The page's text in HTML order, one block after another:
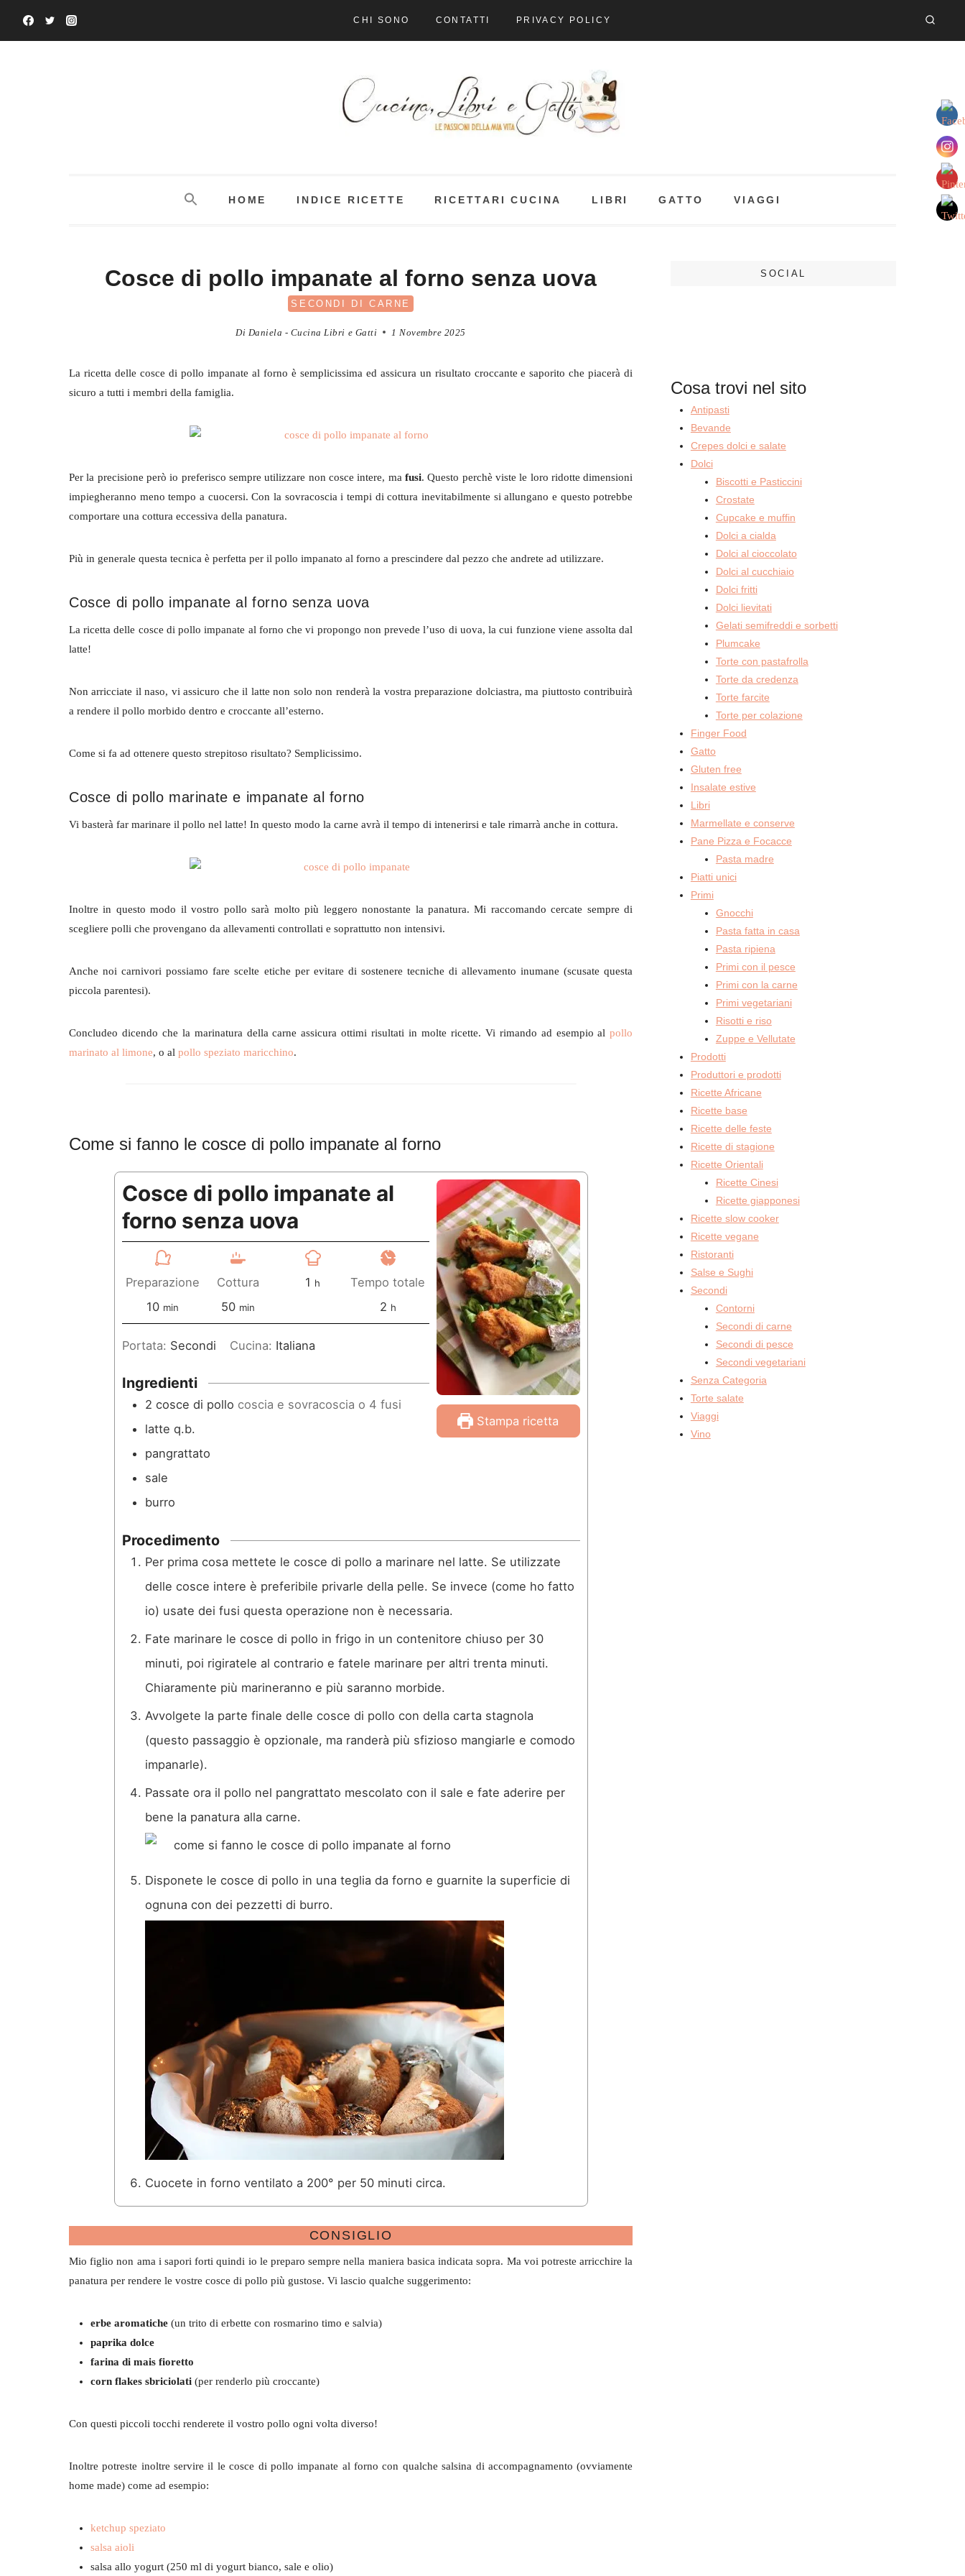
CHI SONO CONTATTI PRIVACY POLICY
HOME INDICE RICETTE RICETTARI CUCINA LIBRI GATTO VIAGGI
Cosce di pollo impanate al forno senza uova
SECONDI DI CARNE
Di Daniela - Cucina Libri e Gatti 1 Novembre 2025
La ricetta delle cosce di pollo impanate al forno è semplicissima ed assicura un risultato croccante e saporito che piacerà di
sicuro a tutti i membri della famiglia.
Per la precisione però io preferisco sempre utilizzare non cosce intere, mafusi. Questo perchè viste le loro ridotte dimensioni
impiegheranno meno tempo a cuocersi. Con la sovracoscia i tempi di cottura inevitabilmente si allungano e questo potrebbe
comportare una cottura eccessiva della panatura.
Più in generale questa tecnica è perfetta per il pollo impanato al forno a prescindere dal pezzo che andrete ad utilizzare.
Cosce di pollo impanate al forno senza uova
La ricetta delle cosce di pollo impanate al forno che vi propongo non prevede l’uso di uova, la cui funzione viene assolta dal
latte!
Non arricciate il naso, vi assicuro che il latte non solo non renderà la vostra preparazione dolciastra, ma piuttosto contribuirà
a rendere il pollo morbido dentro e croccante all’esterno.
Come si fa ad ottenere questo strepitoso risultato? Semplicissimo.
Cosce di pollo marinate e impanate al forno
Vi basterà far marinare il pollo nel latte! In questo modo la carne avrà il tempo di intenerirsi e tale rimarrà anche in cottura.
Inoltre in questo modo il vostro pollo sarà molto più leggero nonostante la panatura. Mi raccomando cercate sempre di
scegliere polli che provengano da allevamenti controllati e soprattutto non intensivi.
Anche noi carnivori possiamo fare scelte etiche per evitare di sostenere tecniche di allevamento inumane (scusate questa
piccola parentesi).
Concludeo dicendo che la marinatura della carne assicura ottimi risultati in molte ricette. Vi rimando ad esempio alpollo
marinato al limone, o al pollo speziato maricchino.
Come si fanno le cosce di pollo impanate al forno
Stampa ricetta
Cosce di pollo impanate al
forno senza uova
Preparazione
10m
n
u
t
i
min
Cottura
50m
n
t
min
1 oh
Tempo totale
2oh
Portata: Secondi Cucina: Italiana
Ingredienti
2 cosce di pollo coscia e sovracoscia o 4 fusi
latte q.b.
pangrattato
sale
burro
Procedimento
Per prima cosa mettete le cosce di pollo a marinare nel latte. Se utilizzate
delle cosce intere è preferibile privarle della pelle. Se invece (come ho fatto
io) usate dei fusi questa operazione non è necessaria.
Fate marinare le cosce di pollo in frigo in un contenitore chiuso per 30
minuti, poi rigiratele al contrario e fatele marinare per altri trenta minuti.
Chiaramente più marineranno e più saranno morbide.
Avvolgete la parte finale delle cosce di pollo con della carta stagnola
(questo passaggio è opzionale, ma randerà più sfizioso mangiarle e comodo
impanarle).
Passate ora il pollo nel pangrattato mescolato con il sale e fate aderire per
bene la panatura alla carne.
Disponete le cosce di pollo in una teglia da forno e guarnite la superficie di
ognuna con dei pezzetti di burro.
Cuocete in forno ventilato a 200° per 50 minuti circa.
CONSIGLIO
Mio figlio non ama i sapori forti quindi io le preparo sempre nella maniera basica indicata sopra. Ma voi potreste arricchire la
panatura per rendere le vostre cosce di pollo più gustose. Vi lascio qualche suggerimento:
erbe aromatiche (un trito di erbette con rosmarino timo e salvia)
paprika dolce
farina di mais fioretto
corn flakes sbriciolati (per renderlo più croccante)
Con questi piccoli tocchi renderete il vostro pollo ogni volta diverso!
Inoltre potreste inoltre servire il le cosce di pollo impanate al forno con qualche salsina di accompagnamento (ovviamente
home made) come ad esempio:
ketchup speziato
salsa aioli
salsa allo yogurt (250 ml di yogurt bianco, sale e olio)
SOCIAL
Cosa trovi nel sito
Antipasti
Bevande
Crepes dolci e salate
Dolci
Biscotti e Pasticcini
Crostate
Cupcake e muffin
Dolci a cialda
Dolci al cioccolato
Dolci al cucchiaio
Dolci fritti
Dolci lievitati
Gelati semifreddi e sorbetti
Plumcake
Torte con pastafrolla
Torte da credenza
Torte farcite
Torte per colazione
Finger Food
Gatto
Gluten free
Insalate estive
Libri
Marmellate e conserve
Pane Pizza e Focacce
Pasta madre
Piatti unici
Primi
Gnocchi
Pasta fatta in casa
Pasta ripiena
Primi con il pesce
Primi con la carne
Primi vegetariani
Risotti e riso
Zuppe e Vellutate
Prodotti
Produttori e prodotti
Ricette Africane
Ricette base
Ricette delle feste
Ricette di stagione
Ricette Orientali
Ricette Cinesi
Ricette giapponesi
Ricette slow cooker
Ricette vegane
Ristoranti
Salse e Sughi
Secondi
Contorni
Secondi di carne
Secondi di pesce
Secondi vegetariani
Senza Categoria
Torte salate
Viaggi
Vino